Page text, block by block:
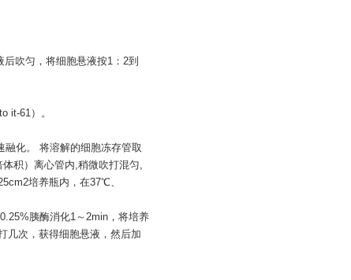
吹匀，将细胞悬液按1：2到
it-61）。
化。 将溶解的细胞冻存管取
积）离心管内,稍微吹打混匀,
培养瓶内，在37℃、
胰酶消化1～2min，将培养
几次，获得细胞悬液，然后加